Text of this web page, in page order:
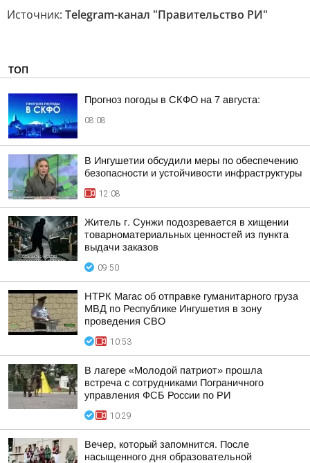
Источник: Telegram-канал "Правительство РИ"
ТОП
Прогноз погоды в СКФО на 7 августа:
08:08
В Ингушетии обсудили меры по обеспечению
безопасности и устойчивости инфраструктуры
12:08
Житель г. Сунжи подозревается в хищении
товарноматериальных ценностей из пункта
выдачи заказов
09:50
НТРК Магас об отправке гуманитарного груза
МВД по Республике Ингушетия в зону
проведения СВО
10:53
В лагере «Молодой патриот» прошла
встреча с сотрудниками Пограничного
управления ФСБ России по РИ
10:29
Вечер, который запомнится. После
насыщенного дня образовательной